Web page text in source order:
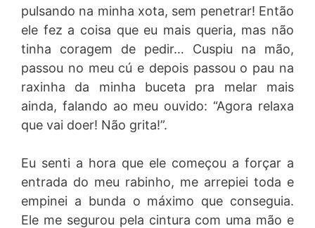
pulsando na minha xota, sem penetrar! Então
ele fez a coisa que eu mais queria, mas não
tinha coragem de pedir… Cuspiu na mão,
passou no meu cú e depois passou o pau na
raxinha da minha buceta pra melar mais
ainda, falando ao meu ouvido: “Agora relaxa
que vai doer! Não grita!”.
Eu senti a hora que ele começou a forçar a
entrada do meu rabinho, me arrepiei toda e
empinei a bunda o máximo que conseguia.
Ele me segurou pela cintura com uma mão e